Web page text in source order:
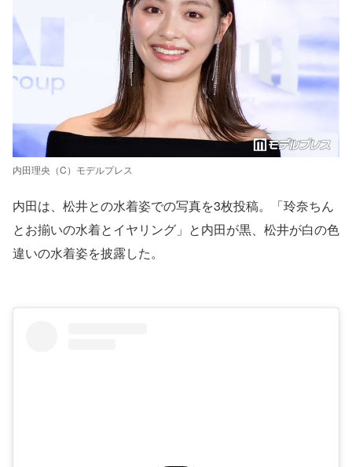
内田理央（C）モデルプレス
内田は、松井との水着姿での写真を3枚投稿。「玲奈ちん
とお揃いの水着とイヤリング」と内田が黒、松井が白の色
違いの水着姿を披露した。